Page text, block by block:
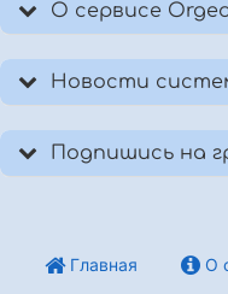
О сервисе
Новости
Подпишись на
Главная О